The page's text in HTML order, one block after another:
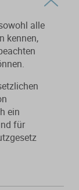
alle
kennen,
ein
für